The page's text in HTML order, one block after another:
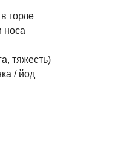
горле
носа
тяжесть)
/ йод